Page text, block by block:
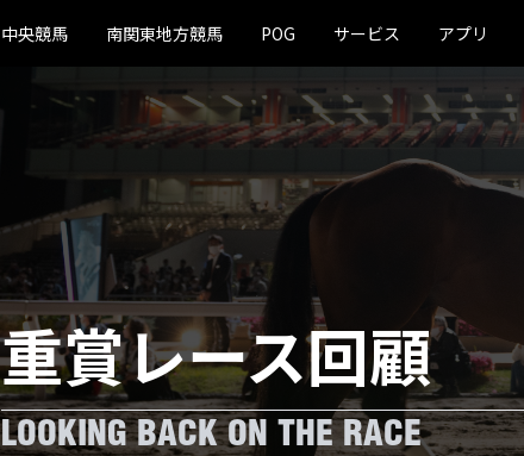
中央競馬 南関東地方競馬 POG サービス アプリ
重賞レース回顧
LOOKING BACK ON THE RACE